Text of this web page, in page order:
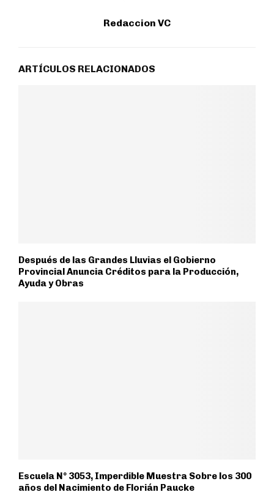
Redaccion VC
ARTÍCULOS RELACIONADOS
Después de las Grandes Lluvias el Gobierno
Provincial Anuncia Créditos para la Producción,
Ayuda y Obras
Escuela Nº 3053, Imperdible Muestra Sobre los 300
años del Nacimiento de Florián Paucke